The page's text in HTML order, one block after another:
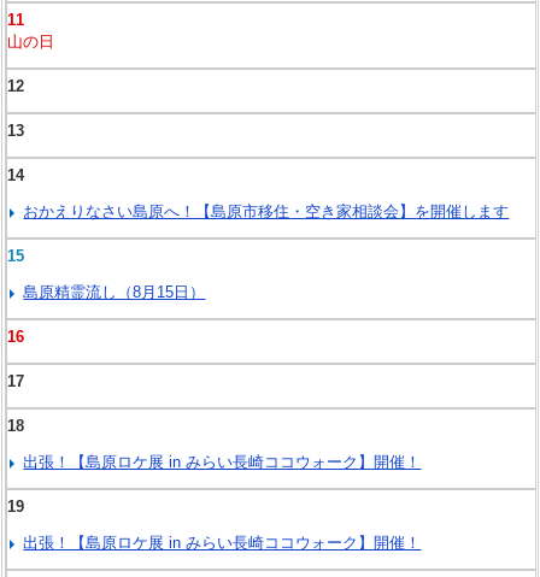
11
山の日
12
13
14
おかえりなさい島原へ！【島原市移住・空き家相談会】を開催します
15
島原精霊流し（8月15日）
16
17
18
出張！【島原ロケ展 in みらい長崎ココウォーク】開催！
19
出張！【島原ロケ展 in みらい長崎ココウォーク】開催！